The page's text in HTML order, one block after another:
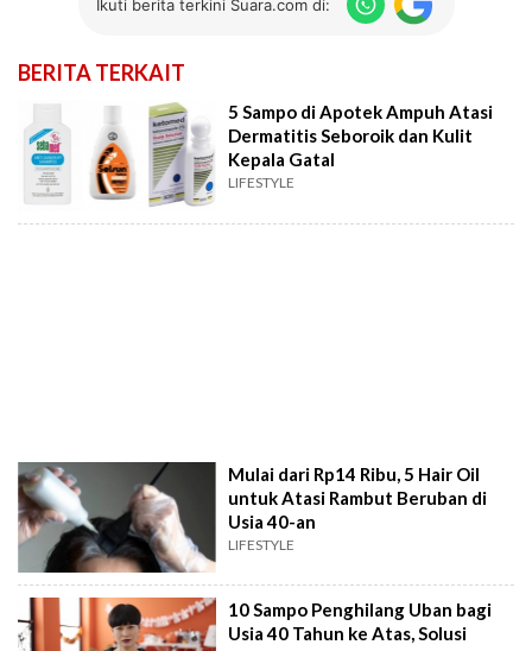
Ikuti berita terkini Suara.com di:
BERITA TERKAIT
5 Sampo di Apotek Ampuh Atasi
Dermatitis Seboroik dan Kulit
Kepala Gatal
LIFESTYLE
Mulai dari Rp14 Ribu, 5 Hair Oil
untuk Atasi Rambut Beruban di
Usia 40-an
LIFESTYLE
10 Sampo Penghilang Uban bagi
Usia 40 Tahun ke Atas, Solusi